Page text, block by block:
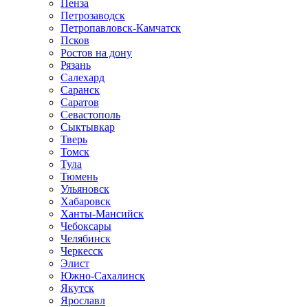
Пенза
Петрозаводск
Петропавловск-Камчатск
Псков
Ростов на дону
Рязань
Салехард
Саранск
Саратов
Севастополь
Сыктывкар
Тверь
Томск
Тула
Тюмень
Ульяновск
Хабаровск
Ханты-Мансийск
Чебоксары
Челябинск
Черкесск
Элист
Южно-Сахалинск
Якутск
Ярославл